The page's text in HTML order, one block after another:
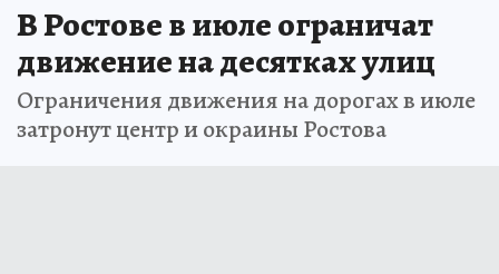
В Ростове в июле ограничат
движение на десятках улиц
Ограничения движения на дорогах в июле
затронут центр и окраины Ростова